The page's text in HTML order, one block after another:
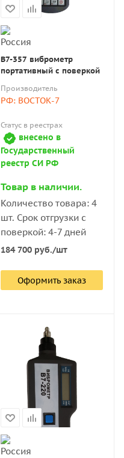
В7-357 виброметр
портативный с поверкой
Производитель
РФ: ВОСТОК-7
Статус в реестрах
внесено в
Государственный
реестр СИ РФ
Товар в наличии.
Количество товара: 4
шт. Срок отгрузки с
поверкой: 4-7 дней
184 700руб./шт
Оформить заказ